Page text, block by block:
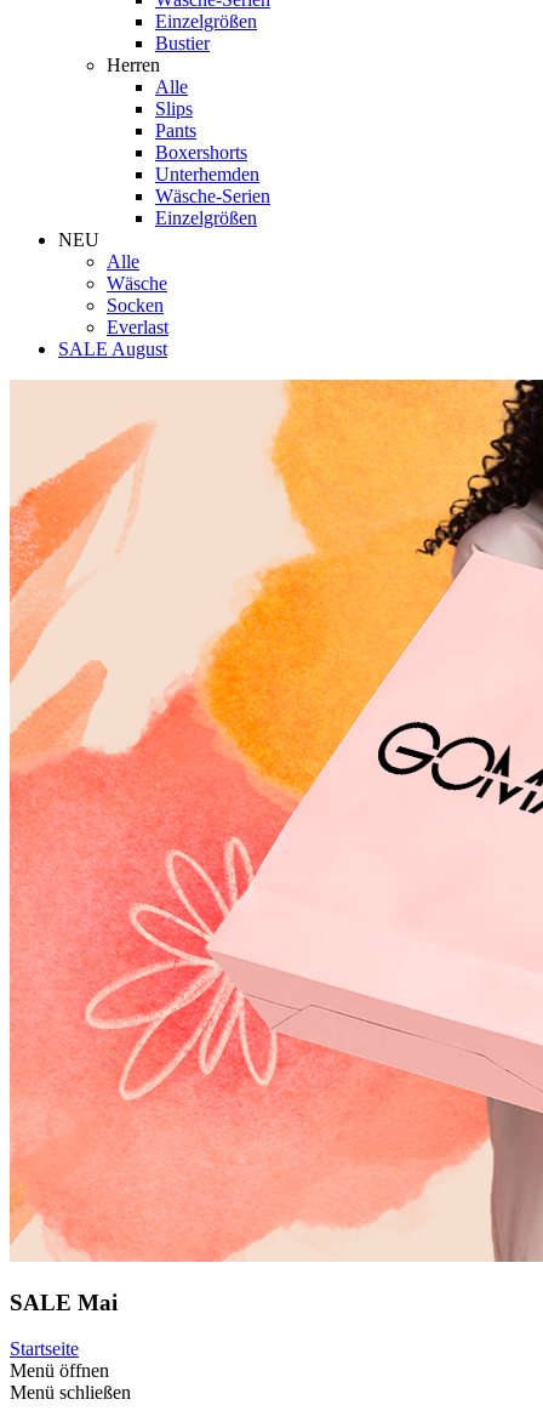
Einzelgrößen
Bustier
Herren
Alle
Slips
Pants
Boxershorts
Unterhemden
Wäsche-Serien
Einzelgrößen
NEU
Alle
Wäsche
Socken
Everlast
SALE August
SALE Mai
Startseite
Menü öffnen
Menü schließen